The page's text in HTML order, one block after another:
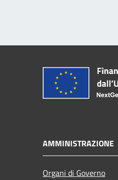
AMMINISTRAZIONE
Organi di Governo